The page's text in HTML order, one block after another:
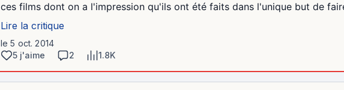
ces films dont on a l'impression qu'ils ont été faits dans l'unique but de
Lire la critique
le 5 oct. 2014
5 j'aime
2 1.8K